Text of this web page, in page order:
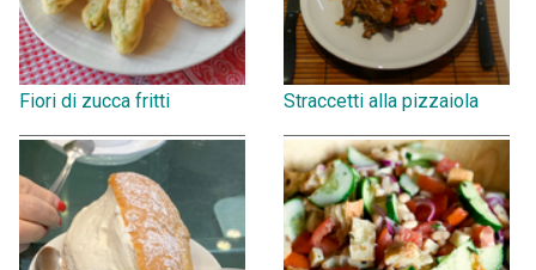
Fiori di zucca fritti Straccetti alla pizzaiola